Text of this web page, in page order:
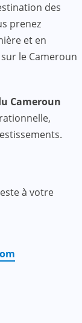
des
prenez
et en
le Cameroun
Cameroun
à votre